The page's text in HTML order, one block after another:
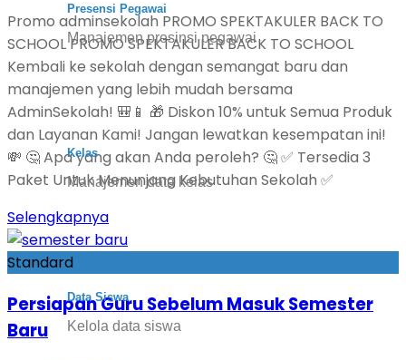
Presensi Pegawai
Manajemen presinsi pegawai
Kelas
Manajemen data kelas
Data Siswa
Kelola data siswa
Promo adminsekolah PROMO SPEKTAKULER BACK TO
SCHOOL PROMO SPEKTAKULER BACK TO SCHOOL
Kembali ke sekolah dengan semangat baru dan
manajemen yang lebih mudah bersama
AdminSekolah! 🎒📱 🎁 Diskon 10% untuk Semua Produk
dan Layanan Kami! Jangan lewatkan kesempatan ini!
💸 🤔 Apa yang akan Anda peroleh? 🤔 ✅ Tersedia 3
Paket Untuk Menunjang Kebutuhan Sekolah ✅
Selengkapnya
Standard
Persiapan Guru Sebelum Masuk Semester
Baru